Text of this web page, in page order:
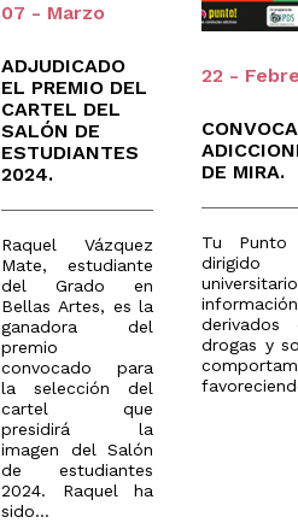
07 - Marzo
ADJUDICADO
EL PREMIO DEL
CARTEL DEL
SALÓN DE
ESTUDIANTES
2024.
Raquel Vázquez
Mate, estudiante
del Grado en
Bellas Artes, es la
ganadora del
premio
convocado para
la selección del
cartel que
presidirá la
imagen del Salón
de estudiantes
2024. Raquel ha
sido...
22 -
DE MIRA.
Tu Punto
dirigido
drogas y